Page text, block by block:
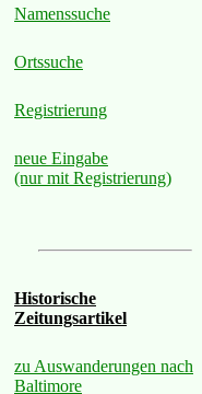
Namenssuche
Ortssuche
Registrierung
neue Eingabe
(nur mit Registrierung)
Historische
Zeitungsartikel
zu Auswanderungen nach
Baltimore